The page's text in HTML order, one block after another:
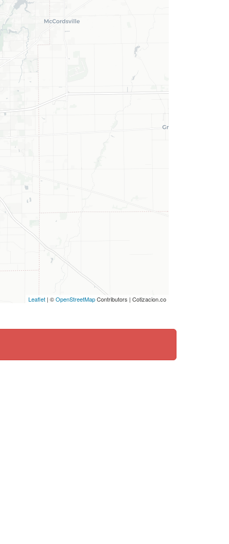
Leaflet | ©OpenStreetMapContributors | Cotizacion.co